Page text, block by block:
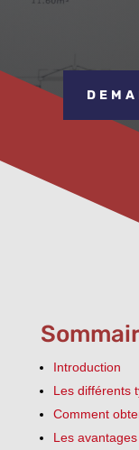
Introduction
Les différents
Comment
Les